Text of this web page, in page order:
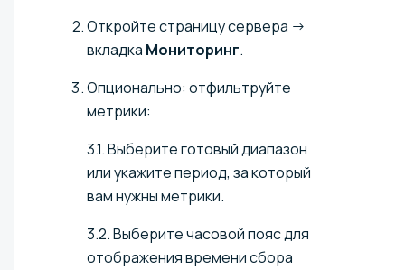
Откройте страницу сервера →
вкладка Мониторинг.
Опционально: отфильтруйте
метрики:
3.1. Выберите готовый диапазон
или укажите период, за который
вам нужны метрики.
3.2. Выберите часовой пояс для
отображения времени сбора